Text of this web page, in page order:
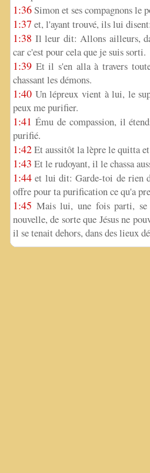
1:36Simon et ses compagnons le
1:37 et, l'ayant trouvé, ils lui
1:38 Il leur dit: Allons ailleurs,
car c'est pour cela que je suis sorti.
1:39 Et il s'en alla à travers
chassant les démons.
1:40 Un lépreux vient à lui, le
peux me purifier.
1:41 Ému de compassion, il
purifié.
1:42Et aussitôt la lèpre le quitta
1:43 Et le rudoyant, il le chassa
1:44 et lui dit: Garde-toi de rien
offre pour ta purification ce qu'a
1:45 Mais lui, une fois parti,
nouvelle, de sorte que Jésus ne
il se tenait dehors, dans des lieux